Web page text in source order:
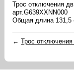
Трос отключения
арт.G639XXNN000
Общая длина 131,5
←Трос